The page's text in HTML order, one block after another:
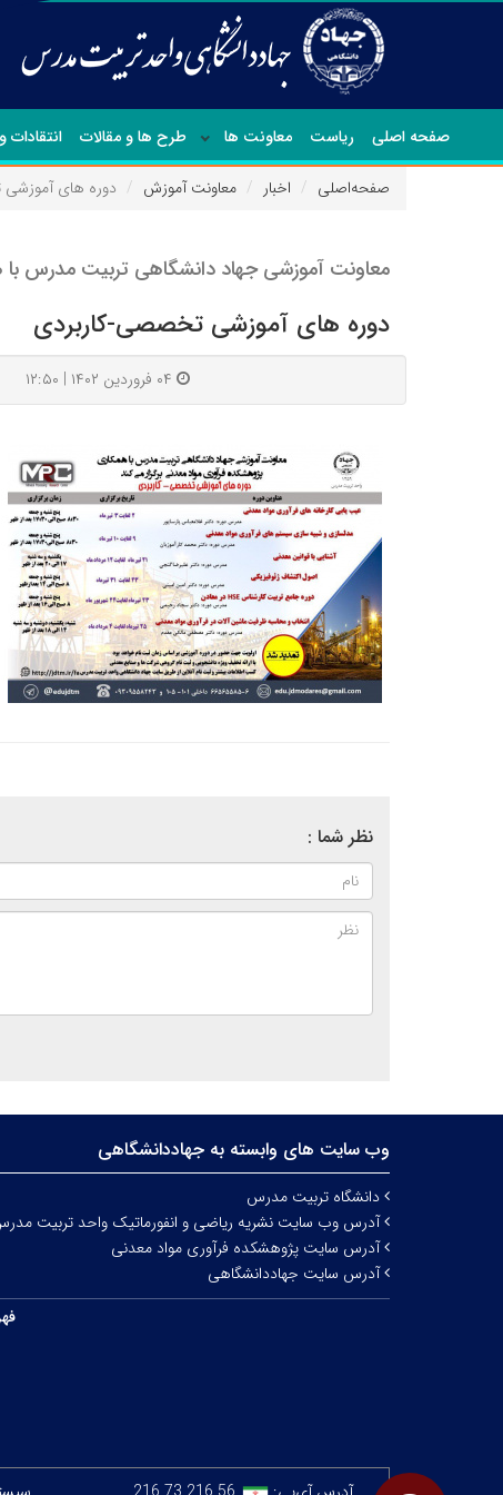
صفحه اصلی ریاست معاونت ها طرح ها و مقالات انتقادات
صفحه‌اصلی اخبار معاونت آموزش دوره های
معاونت آموزشی جهاد دانشگاهی تربیت مدرس با
دوره های آموزشی تخصصی-کاربردی
نظر شما :
وب سایت های وابسته به جهاددانشگاهی
دانشگاه تربیت مدرس
آدرس وب سایت نشریه ریاضی و انفورماتیک واحد تربیت
آدرس سایت پژوهشکده فرآوری مواد معدنی
آدرس سایت جهاددانشگاهی